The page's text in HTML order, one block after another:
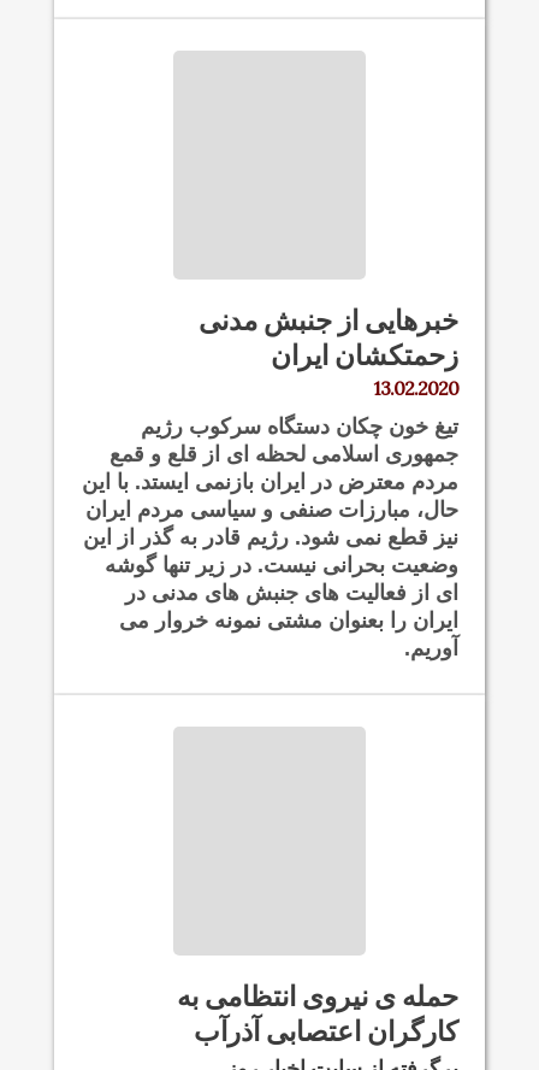
خبرهایی از جنبش مدنی
زحمتکشان ایران
13.02.2020
تیغ خون چکان دستگاه سرکوب رژیم
جمهوری اسلامی لحظه ای از قلع و قمع
مردم معترض در ایران بازنمی ایستد. با این
حال، مبارزات صنفی و سیاسی مردم ایران
نیز قطع نمی شود. رژیم قادر به گذر از این
وضعیت بحرانی نیست. در زیر تنها گوشه
ای از فعالیت های جنبش های مدنی در
ایران را بعنوان مشتی نمونه خروار می
آوریم.
حمله ی نیروی انتظامی به
کارگران اعتصابی آذرآب